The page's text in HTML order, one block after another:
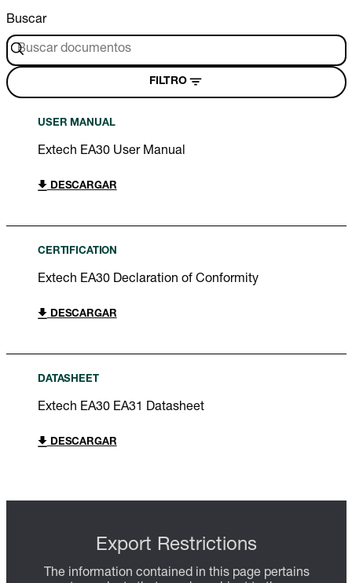
Buscar
FILTRO
USER MANUAL
Extech EA30 User Manual
DESCARGAR
CERTIFICATION
Extech EA30 Declaration of Conformity
DESCARGAR
DATASHEET
Extech EA30 EA31 Datasheet
DESCARGAR
Export Restrictions
The information contained in this page pertains